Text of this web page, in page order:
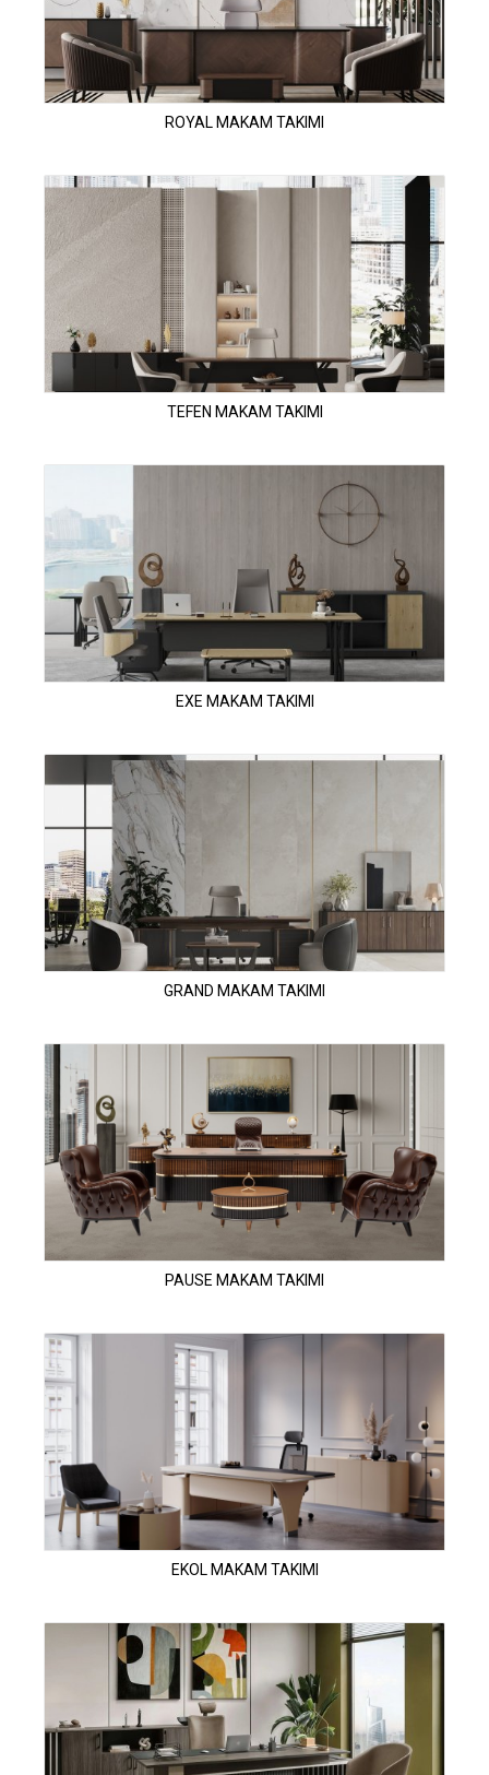
ROYAL MAKAM TAKIMI
TEFEN MAKAM TAKIMI
EXE MAKAM TAKIMI
GRAND MAKAM TAKIMI
PAUSE MAKAM TAKIMI
EKOL MAKAM TAKIMI